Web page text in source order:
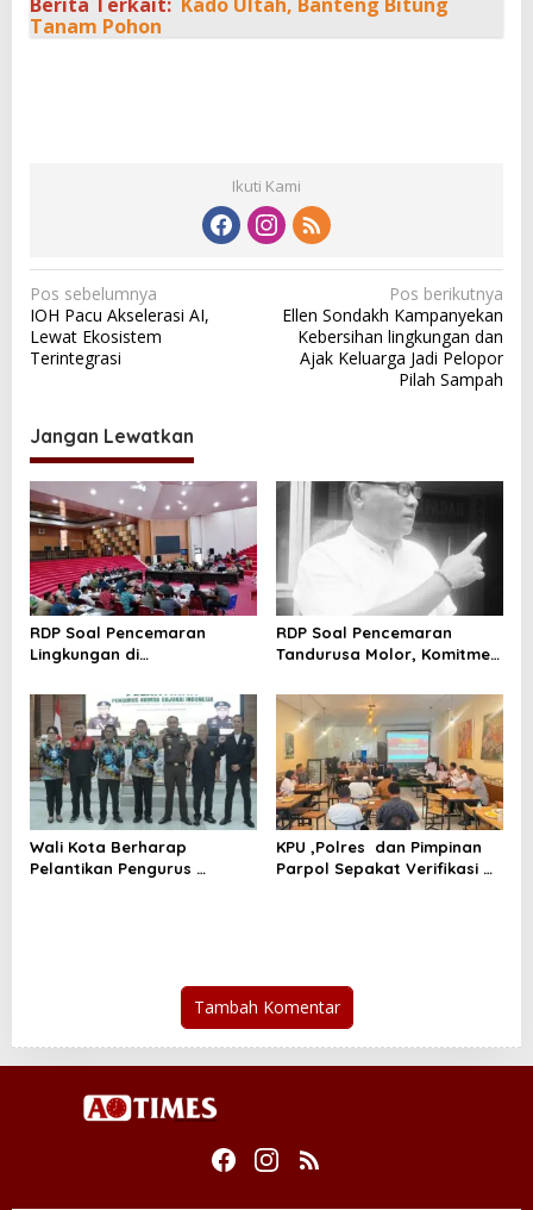
Tanam Pohon
Ikuti Kami
N
a
v
g
a
s
i
p
o
s
Pos sebelumnya
IOH Pacu Akselerasi AI,
Lewat Ekosistem
Terintegrasi
Pos berikutnya
Ellen Sondakh Kampanyekan
Kebersihan lingkungan dan
Ajak Keluarga Jadi Pelopor
Pilah Sampah
Jangan Lewatkan
RDP Soal Pencemaran
Lingkungan di
RDP Soal Pencemaran
Tandurusa Molor, Komitmen
Wali Kota Berharap
Pelantikan Pengurus
KPU ,Polres dan Pimpinan
Parpol Sepakat Verifikasi
Tambah Komentar